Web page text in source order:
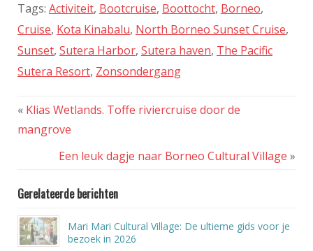
Tags: Activiteit, Bootcruise, Boottocht, Borneo,
Cruise, Kota Kinabalu, North Borneo Sunset Cruise,
Sunset, Sutera Harbor, Sutera haven, The Pacific
Sutera Resort, Zonsondergang
« Klias Wetlands. Toffe riviercruise door de
mangrove
Een leuk dagje naar Borneo Cultural Village »
Gerelateerde berichten
Mari Mari Cultural Village: De ultieme gids voor je
bezoek in 2026